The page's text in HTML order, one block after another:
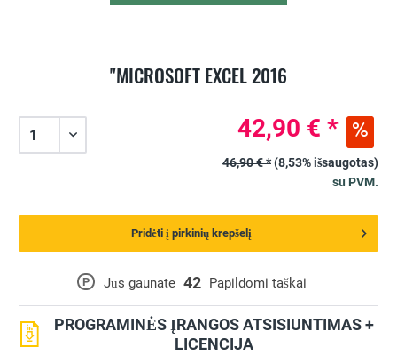
"MICROSOFT EXCEL 2016
P Jūs gaunate 42 Papildomi taškai
PROGRAMINĖS ĮRANGOS ATSISIUNTIMAS +
LICENCIJA
42,90 € *
46,90 € *(8,53% išsaugotas)
su PVM.
Pridėti į pirkinių krepšelį